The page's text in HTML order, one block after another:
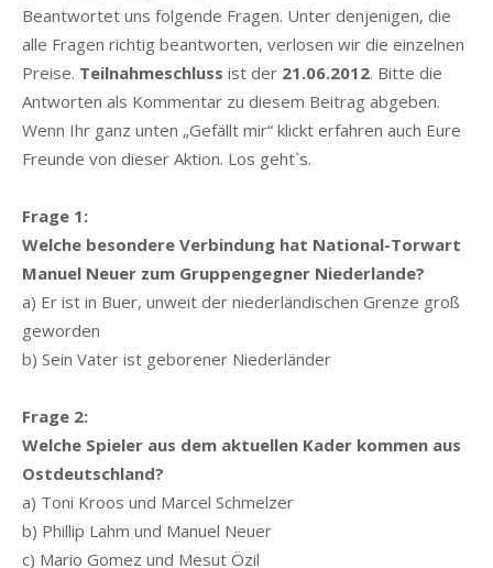
Beantwortet uns folgende Fragen. Unter denjenigen, die
alle Fragen richtig beantworten, verlosen wir die einzelnen
Preise. Teilnahmeschluss ist der 21.06.2012. Bitte die
Antworten als Kommentar zu diesem Beitrag abgeben.
Wenn Ihr ganz unten „Gefällt mir“ klickt erfahren auch Eure
Freunde von dieser Aktion. Los geht`s.
Frage 1:
Welche besondere Verbindung hat National-Torwart
Manuel Neuer zum Gruppengegner Niederlande?
a) Er ist in Buer, unweit der niederländischen Grenze groß
geworden
b) Sein Vater ist geborener Niederländer
Frage 2:
Welche Spieler aus dem aktuellen Kader kommen aus
Ostdeutschland?
a) Toni Kroos und Marcel Schmelzer
b) Phillip Lahm und Manuel Neuer
c) Mario Gomez und Mesut Özil